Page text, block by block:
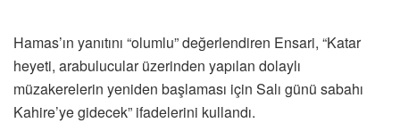
Hamas’ın yanıtını “olumlu” değerlendiren Ensari, “Katar
heyeti, arabulucular üzerinden yapılan dolaylı
müzakerelerin yeniden başlaması için Salı günü sabahı
Kahire’ye gidecek” ifadelerini kullandı.